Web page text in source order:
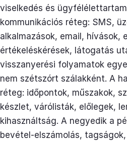
viselkedés és
kommunikációs réteg: SMS,
alkalmazások, email, hívások,
értékeléskérések, látogatás
visszanyerési folyamatok
nem szétszórt szálakként. A
réteg: időpontok, műszakok,
készlet, várólisták, előlegek,
kihasználtság. A negyedik a
bevétel-elszámolás,